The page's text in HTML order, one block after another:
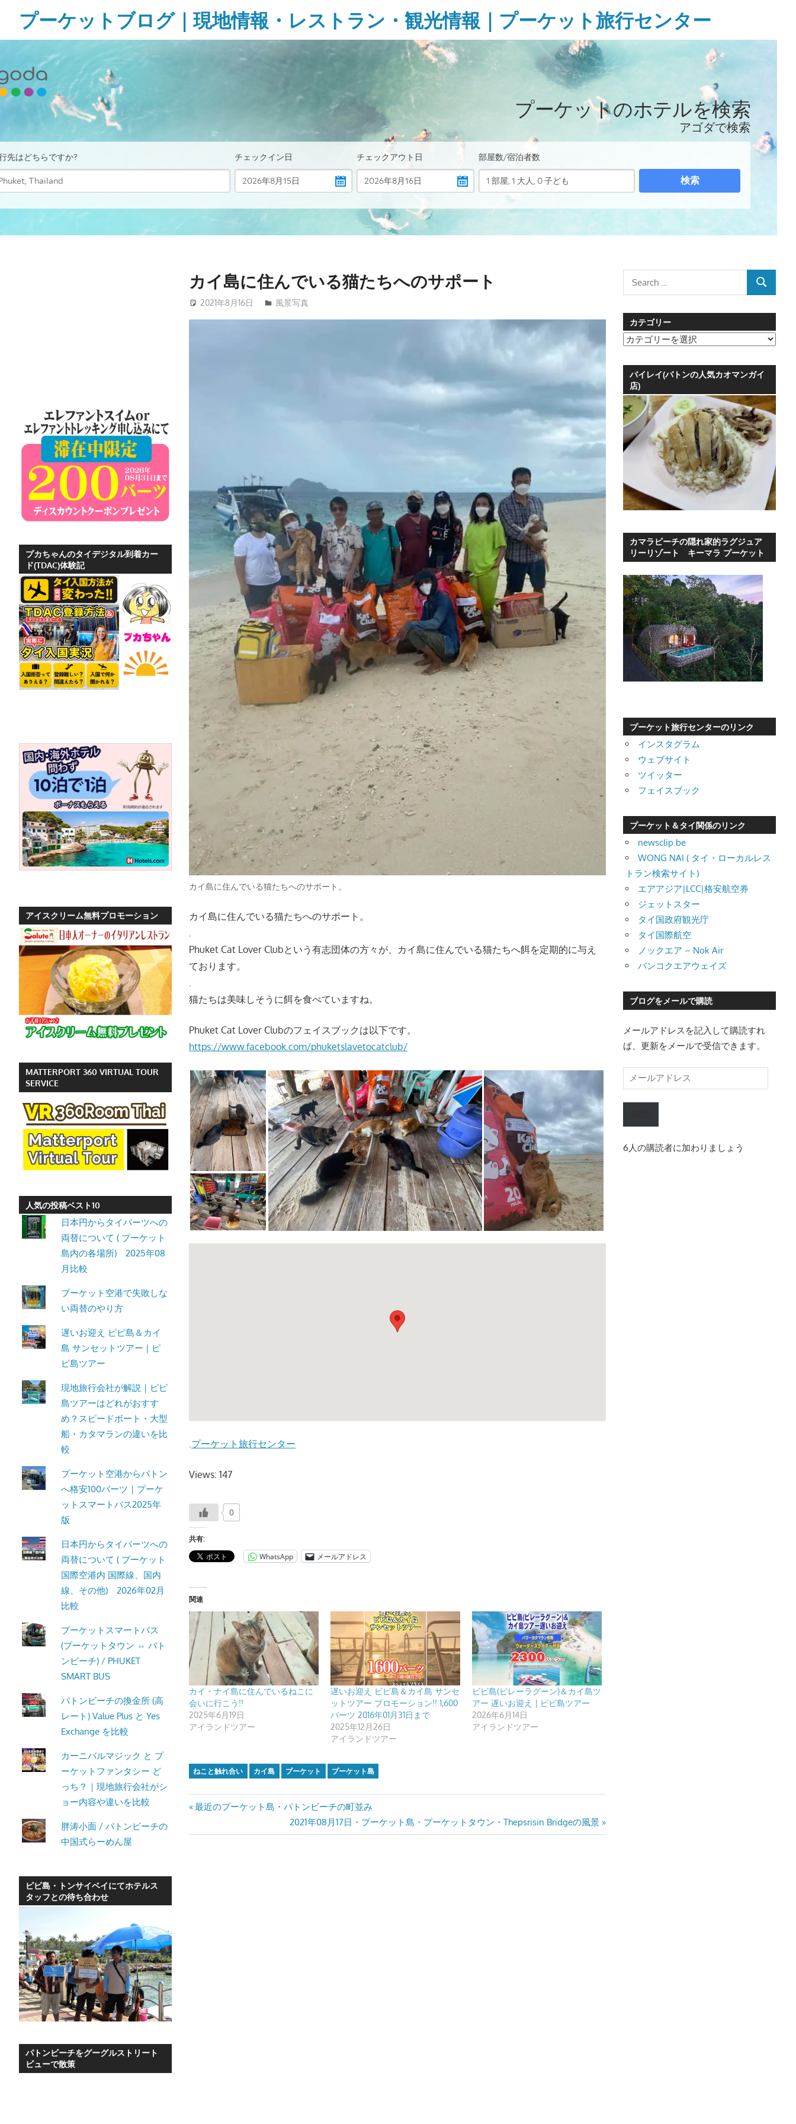
content
プーケットブログ｜現地情報・レストラン・観光情報｜プーケット旅行センター
ガ
ド
ブ
無
い
様
ョ
ナ
や
テ
情
報、
レ
ス
ト
ラ
ン
情
ー
ケ
の
景
色
な
ー
カ
ル
な
か
つ、
プ
ケ
ッ
ト
の
観
に
特
し
た
ー
ケ
ッ
ト・
ン
ビ
発
信
す。
カイ島に住んでいる猫たちへのサポート
2021年8月16日 patong003
風景写真
カイ島に住んでいる猫たちへのサポート。
カイ島に住んでいる猫たちへのサポート。
.
Phuket Cat Lover Clubという有志団体の方々が、カイ島に住んでいる猫たちへ餌を定期的に与え
ております。
.
猫たちは美味しそうに餌を食べていますね。
Phuket Cat Lover Clubのフェイスブックは以下です。
https://www.facebook.com/phuketslavetocatclub/
.プーケット旅行センター
Views: 147
0
共有:
WhatsApp メールアドレス
関連
カイ・ナイ島に住んでいるねこに
会いに行こう!!
2025年6月19日
アイランドツアー
遅いお迎え ピピ島＆カイ島 サンセ
ットツアー プロモーション!! 1,600
バーツ 2016年01月31日まで
2025年12月26日
アイランドツアー
ピピ島(ピレーラグーン)＆カイ島ツ
アー 遅いお迎え | ピピ島ツアー
2026年6月14日
アイランドツアー
ねこと触れ合い カイ島 プーケット プーケット島
投
稿
Previous
最近のプーケット島・パトンビーチの町並み
Next
Post:
2021年08月17日・プーケット島・プーケットタウン・Thepsrisin Bridgeの風景
プカちゃんのタイデジタル到着カー
ド(TDAC)体験記
アイスクリーム無料プロモーション
MATTERPORT 360 VIRTUAL TOUR
SERVICE
人気の投稿ベスト10
日本円からタイバーツへの
両替について ( プーケット
島内の各場所) 2025年08
月比較
プーケット空港で失敗しな
い両替のやり方
遅いお迎え ピピ島＆カイ
島 サンセットツアー | ピ
ピ島ツアー
現地旅行会社が解説｜ピピ
島ツアーはどれがおすす
め？スピードボート・大型
船・カタマランの違いを比
較
プーケット空港からパトン
へ格安100バーツ｜プーケ
ットスマートバス2025年
版
日本円からタイバーツへの
両替について ( プーケット
国際空港内 国際線、国内
線、その他) 2026年02月
比較
プーケットスマートバス
(プーケットタウン ⇔ パト
ンビーチ) / PHUKET
SMART BUS
パトンビーチの換金所 (高
レート) Value Plus と Yes
Exchange を比較
カーニバルマジック と プ
ーケットファンタシー ど
っち？｜現地旅行会社がシ
ョー内容や違いを比較
胖涛小面 / パトンビーチの
中国式らーめん屋
ピピ島・トンサイベイにてホテルス
タッフとの待ち合わせ
パトンビーチをグーグルストリート
ビューで散策
SEARCH
カテゴリー
カ
リ
バイレイ(パトンの人気カオマンガイ
店)
カマラビーチの隠れ家的ラグジュア
リーリゾート キーマラ プーケット
プーケット旅行センターのリンク
インスタグラム
ウェブサイト
ツイッター
フェイスブック
プーケット＆タイ関係のリンク
newsclip.be
WONG NAI ( タイ・ローカルレス
トラン検索サイト)
エアアジア|LCC|格安航空券
ジェットスター
タイ国政府観光庁
タイ国際航空
ノックエア – Nok Air
バンコクエアウェイズ
ブログをメールで購読
メールアドレスを記入して購読すれ
ば、更新をメールで受信できます。
ー
ル
レ
6人の購読者に加わりましょう